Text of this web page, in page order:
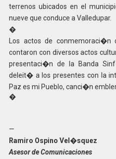
terrenos ubicados en el
nueve que conduce a Valledupar.
�
Los actos de
contaron con diversos actos
presentaci�n de la Banda
deleit� a los presentes con la
Paz es mi Pueblo, canci�n
�
—
Ramiro Ospino Vel�squez
Asesor de Comunicaciones